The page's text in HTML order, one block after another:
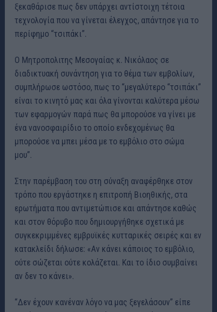
ξεκαθάρισε πως δεν υπάρχει αντίστοιχη τέτοια
τεχνολογία που να γίνεται έλεγχος, απάντησε για το
περίφημο “τσιπάκι”.
Ο Μητροπολιτης Μεσογαίας κ. Νικόλαος σε
διαδικτυακή συνάντηση για το θέμα των εμβολίων,
συμπλήρωσε ωστόσο, πως το “μεγαλύτερο “τσιπάκι”
είναι το κινητό μας και όλα γίνονται καλύτερα μέσω
των εφαρμογών παρά πως θα μπορούσε να γίνει με
ένα νανοσφαιρίδιο το οποίο ενδεχομένως θα
μπορούσε να μπει μέσα με το εμβόλιο στο σώμα
μου”.
Στην παρέμβαση του στη σύναξη αναφέρθηκε στον
τρόπο που εργάστηκε η επιτροπή Βιοηθικής, στα
ερωτήματα που αντιμετώπισε και απάντησε καθώς
και στον θόρυβο που δημιουργήθηκε σχετικά με
συγκεκριμμένες εμβρυϊκές κυτταρικές σειρές και εν
κατακλείδι δήλωσε: «Αν κάνει κάποιος το εμβόλιο,
ούτε σώζεται ούτε κολάζεται. Και το ίδιο συμβαίνει
αν δεν το κάνει».
“Δεν έχουν κανέναν λόγο να μας ξεγελάσουν” είπε